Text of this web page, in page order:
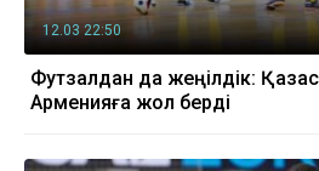
12.03 22:50
Футзалдан да жеңілдік:
Арменияға жол берді